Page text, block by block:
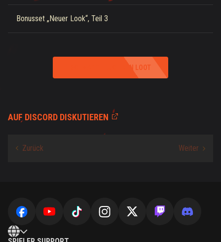
Bonusset „Neuer Look“, Teil 3
SCHNAPPT EUCH DEN LOOT
AUF DISCORD DISKUTIEREN